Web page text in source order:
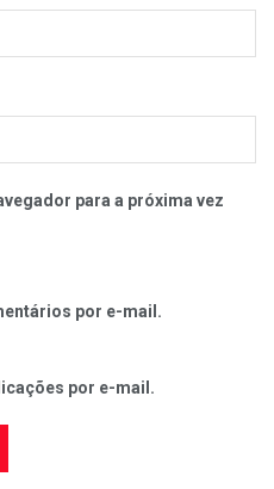
para a próxima vez
por e-mail.
por e-mail.